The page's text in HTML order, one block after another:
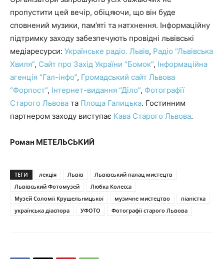
пропустити цей вечір, обіцяючи, що він буде
сповнений музики, пам’яті та натхнення. Інформаційну
підтримку заходу забезпечують провідні львівські
медіаресурси: Українське радіо. Львів, Радіо “Львівська
Хвиля”, Сайт про Захід України “Бомок”, Інформаційна
агенція “Гал-інфо”, Громадський сайт Львова
“Форпост”, Інтернет-видання “Діло”, Фотографії
Старого Львова та Площа Галицька. Гостинним
партнером заходу виступає Кава Старого Львова.
Роман МЕТЕЛЬСЬКИЙ
ТЕГИ лекція Львів
Львівський палац мистецтв
Львівський Фотомузей
Любка Колесса
Музей Соломії Крушельницької
музичне мистецтво
піаністка
українська діаспора
УФОТО Фотографії старого Львова